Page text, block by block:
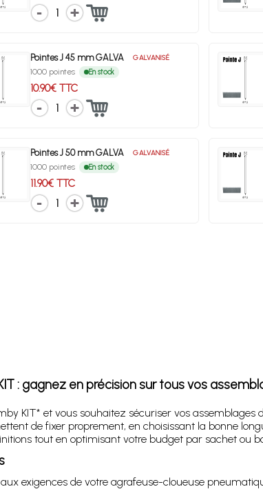
1
Pointes J 45 mm GALVA GALVANISÉ
1000 pointes En stock
10.90€ TTC
1
Pointes J 50 mm GALVA GALVANISÉ
1000 pointes En stock
11.90€ TTC
1
: gagnez en précision sur tous vos
KIT* et vous souhaitez sécuriser vos assemblages
de fixer proprement, en choisissant la bonne
tout en optimisant votre budget par sachet ou
exigences de votre agrafeuse-cloueuse